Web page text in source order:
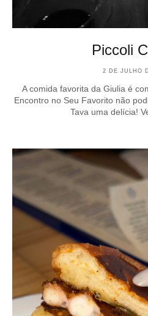
Piccoli
2 DE JULHO
A comida favorita da Giulia é
Encontro no Seu Favorito não
Tava uma delícia!